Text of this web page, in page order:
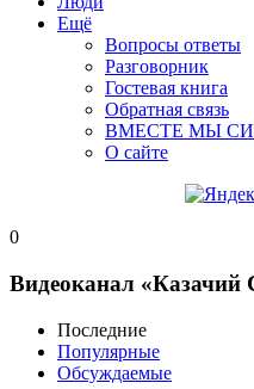
Ещё
Вопросы ответы
Разговорник
Гостевая книга
Обратная связь
ВМЕСТЕ МЫ
О сайте
0
Видеоканал «Казачий
Последние
Популярные
Обсуждаемые